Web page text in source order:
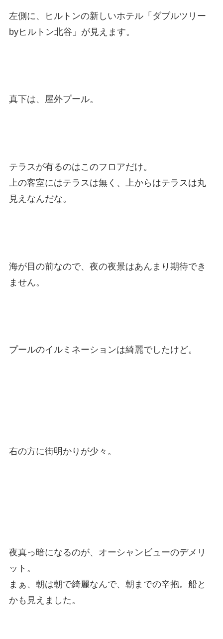
左側に、ヒルトンの新しいホテル「ダブルツリー
byヒルトン北谷」が見えます。
真下は、屋外プール。
テラスが有るのはこのフロアだけ。
上の客室にはテラスは無く、上からはテラスは丸
見えなんだな。
海が目の前なので、夜の夜景はあんまり期待でき
ません。
プールのイルミネーションは綺麗でしたけど。
右の方に街明かりが少々。
夜真っ暗になるのが、オーシャンビューのデメリ
ット。
まぁ、朝は朝で綺麗なんで、朝までの辛抱。船と
かも見えました。